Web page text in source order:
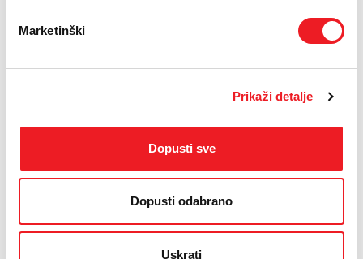
Marketinški
Prikaži detalje
Dopusti sve
Dopusti odabrano
Uskrati